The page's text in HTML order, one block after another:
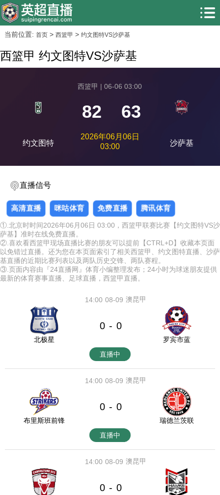
当前位置: 首页> 西篮甲 > 约文图特VS沙萨基
西篮甲 约文图特VS沙萨基
约文图特
西篮甲 | 06-06 03:00
82 63
2026年06月06日
03:00
沙萨基
直播信号
高清直播 咪咕体育 免费直播 腾讯体育
①.北京时时间2026年06月06日 03:00，西篮甲联赛比赛【约文图特VS沙
萨基】准时在线免费直播。
②.喜欢看西篮甲现场直播比赛的朋友可以提前【CTRL+D】收藏本页面
以免错过直播。还为您在本页面索引了相关西篮甲、约文图特直播、沙萨
基直播的近期比赛列表以及两队历史交锋、两队赛程。
③.页面内容由『24直播网』体育小编整理发布；24小时为球迷朋友提供
最新的体育赛事直播、足球直播，西篮甲直播。
08-09
14:00 澳昆甲
北极星
0 - 0
罗宾市蓝
直播中
08-09
14:00 澳昆甲
布里斯班前锋
0 - 0
瑞德兰茨联
直播中
08-09
14:00 澳昆甲
0 - 0